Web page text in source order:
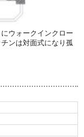
ウォークインクロー
ンは対面式になり孤